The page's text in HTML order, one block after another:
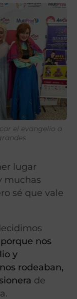
el evangelio a
lugar
muchas
sé que vale
porque nos
y
rodeaban,
de